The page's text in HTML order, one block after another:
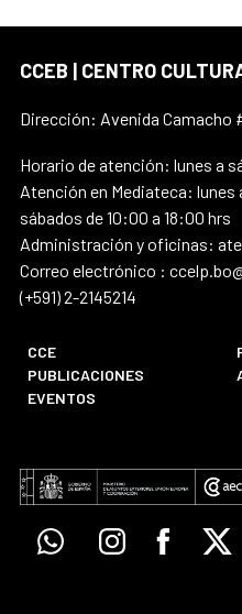
CCEB | CENTRO
Dirección: Avenida Camacho
Horario de atención: lunes a
Atención en Mediateca: lunes
sábados de 10:00 a 18:00 hrs
Administración y oficinas:
Correo electrónico :
(+591) 2-2145214
CCE
PUBLICACIONES
EVENTOS
WhatsappInstagramFacebook
X